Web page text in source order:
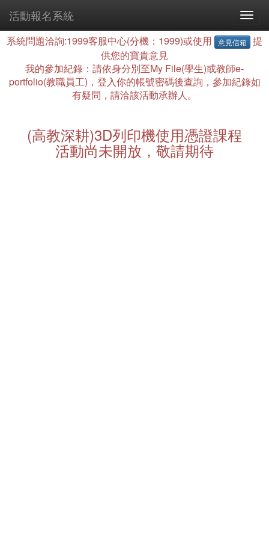
活動報名系統
系統問題洽詢:1999客服中心(分機：1999)或使用 意見信箱
提
供您的寶貴意見
我的參加紀錄：請依身分別至My File(學生)或教師e-
portfolio(教職員工)，登入你的帳號密碼後查詢，參加紀錄如
有疑問，請洽該活動承辦人。
(高教深耕)3D列印機使用憑證課程
活動尚未開放，敬請期待